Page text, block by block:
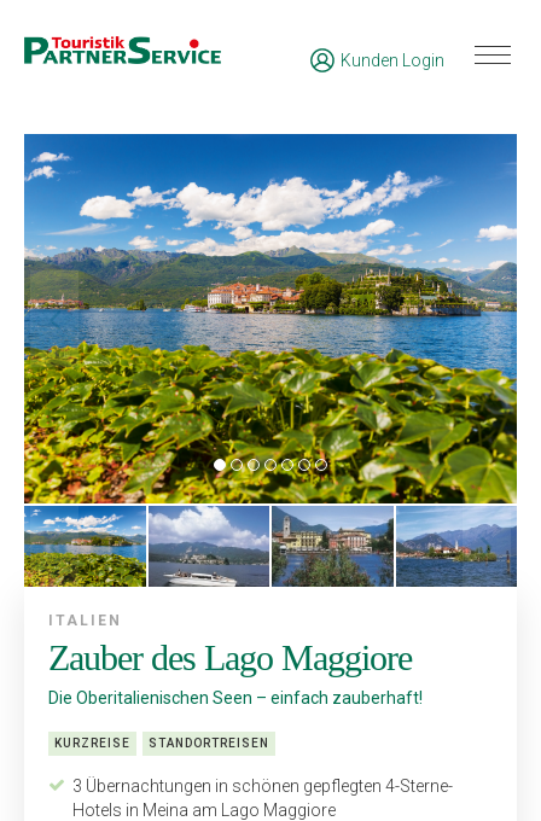
Kunden Login
ITALIEN
Zauber des Lago Maggiore
Die Oberitalienischen Seen – einfach zauberhaft!
KURZREISE STANDORTREISEN
3 Übernachtungen in schönen gepflegten 4-Sterne-
Hotels in Meina am Lago Maggiore